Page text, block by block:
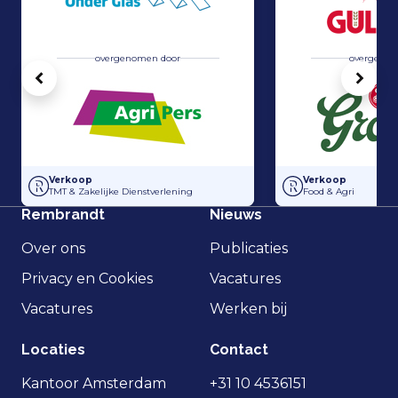
overgenomen door
Overname Horti-Text door Agripers
Verkoop
TMT & Zakelijke Dienstverlening
Grolsch heeft
Verkoop
Food & Agri
Vorige
Rembrandt
Over ons
Privacy en Cookies
Vacatures
Nieuws
Publicaties
Vacatures
Werken bij
Locaties
Kantoor Amsterdam
Contact
+31 10 4536151